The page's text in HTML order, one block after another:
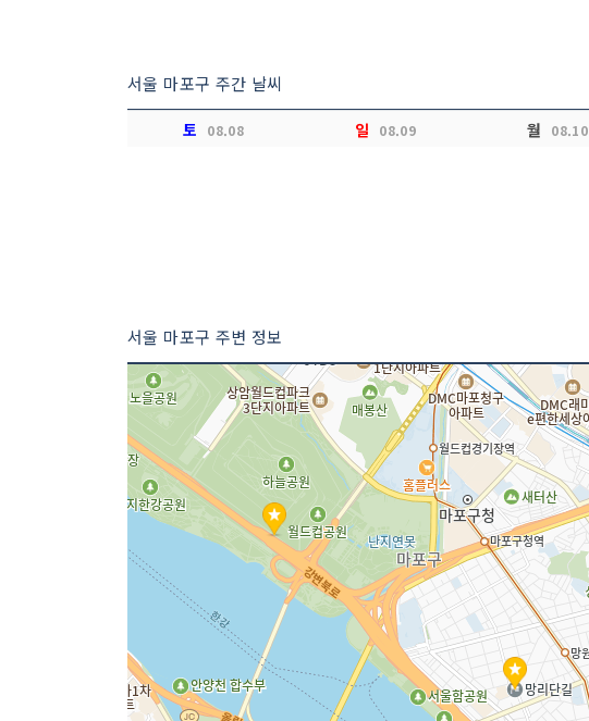
서울 마포구 주간 날씨
토 08.08 일 08.09 월 08.10
서울 마포구 주변 정보